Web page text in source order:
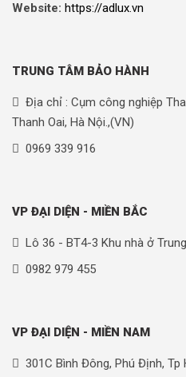
Website: https://adlux.vn
TRUNG TÂM BẢO HÀNH
Địa chỉ : Cụm công nghiệp
Thanh Oai, Hà Nội.,(VN)
0969 339 916
VP ĐẠI DIỆN - MIỀN BẮC
Lô 36 - BT4-3 Khu nhà ở
0982 979 455
VP ĐẠI DIỆN - MIỀN NAM
301C Bình Đông, Phú Định, Tp